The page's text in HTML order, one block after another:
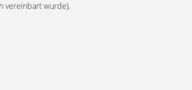
vereinbart wurde).